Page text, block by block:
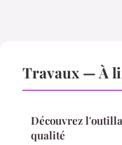
Travaux — À
Découvrez
qualité